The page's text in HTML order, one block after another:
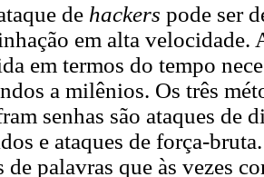
de hackers pode ser
em alta velocidade.
em termos do tempo
a milênios. Os três
senhas são ataques de
e ataques de força-
de palavras que às vezes